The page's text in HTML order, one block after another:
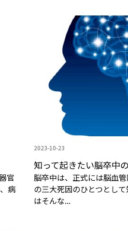
官
病
2023-10-23
知って起きたい脳卒中
脳卒中は、正式には脳血
の三大死因のひとつとし
はそんな...